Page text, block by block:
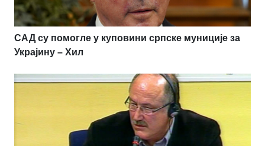
САД су помогле у куповини српске муниције за
Украјину – Хил